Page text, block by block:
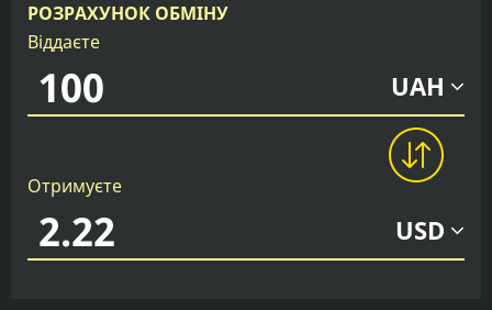
РОЗРАХУНОК ОБМІНУ
Віддаєте
UAH
Отримуєте
USD